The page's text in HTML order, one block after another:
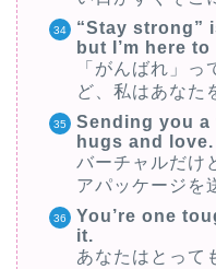
“Stay strong”
but I’m here
「がんばれ」
ど、私はあなた
Sending you
hugs and love.
バーチャルだけ
アパッケージを
You’re one
it.
あなたはとって